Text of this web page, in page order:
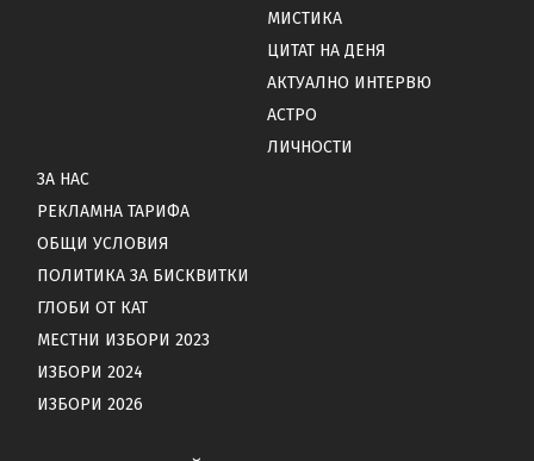
МИСТИКА
ЦИТАТ НА ДЕНЯ
АКТУАЛНО ИНТЕРВЮ
АСТРО
ЛИЧНОСТИ
ЗА НАС
РЕКЛАМНА ТАРИФА
ОБЩИ УСЛОВИЯ
ПОЛИТИКА ЗА БИСКВИТКИ
ГЛОБИ ОТ КАТ
МЕСТНИ ИЗБОРИ 2023
ИЗБОРИ 2024
ИЗБОРИ 2026